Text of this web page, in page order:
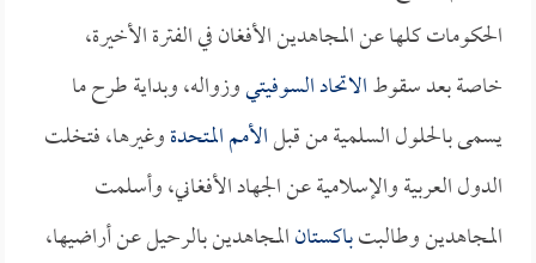
الحكومات كلها عن المجاهدين الأفغان في الفترة الأخيرة،
خاصة بعد سقوطالاتحاد السوفيتيوزواله، وبداية طرح ما
يسمى بالحلول السلمية من قبلالأمم المتحدةوغيرها، فتخلت
الدول العربية والإسلامية عن الجهاد الأفغاني، وأسلمت
المجاهدين وطالبتباكستانالمجاهدين بالرحيل عن أراضيها،